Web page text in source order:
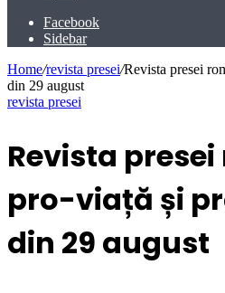
Facebook
Sidebar
Home/revista presei/Revista presei
din 29 august
revista presei
Revista
pro-viață și
din 29 august